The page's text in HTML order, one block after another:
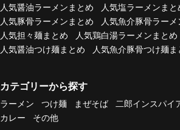
人気醤油ラーメンまとめ 人気塩ラーメンまと
人気豚骨ラーメンまとめ
人気魚介豚骨ラーメ
人気担々麺まとめ
人気鶏白湯ラーメンまとめ
人気醤油つけ麺まとめ
人気魚介豚骨つけ麺ま
カテゴリーから探す
ラーメン つけ麺 まぜそば 二郎インスパイ
カレー
その他